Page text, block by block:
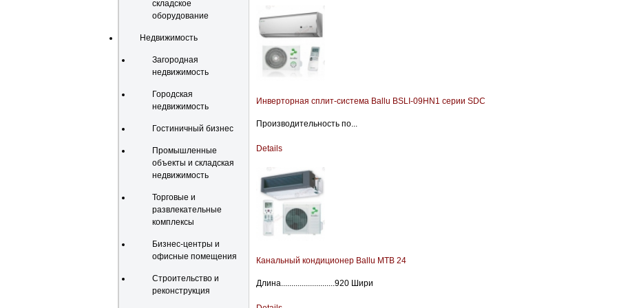
складское
оборудование
Недвижимость
Загородная
недвижимость
Городская
недвижимость
Гостиничный бизнес
Промышленные
объекты и складская
недвижимость
Торговые и
развлекательные
комплексы
Бизнес-центры и
офисные помещения
Строительство и
реконструкция
Инверторная сплит-система Ballu BSLI-09HN1 серии SDC
Производительность по...
Details
Канальный кондиционер Ballu MTB 24
Длина..........................920 Шири